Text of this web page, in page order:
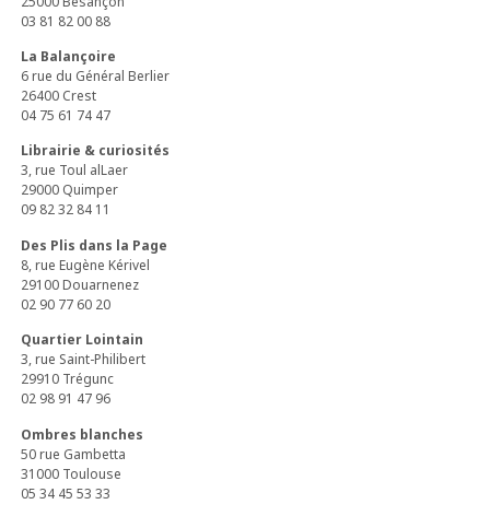
03 81 82 00 88
La Balançoire
6 rue du Général Berlier
26400 Crest
04 75 61 74 47
Librairie & curiosités
3, rue Toul alLaer
29000 Quimper
09 82 32 84 11
Des Plis dans la Page
8, rue Eugène Kérivel
29100 Douarnenez
02 90 77 60 20
Quartier Lointain
3, rue Saint-Philibert
29910 Trégunc
02 98 91 47 96
Ombres blanches
50 rue Gambetta
31000 Toulouse
05 34 45 53 33